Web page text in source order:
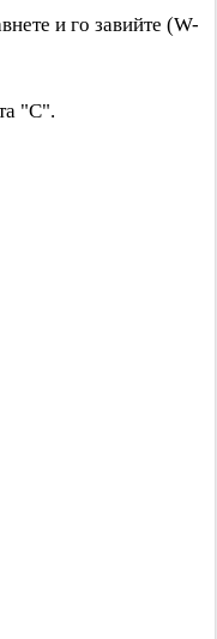
и го завийте (W-
"C".